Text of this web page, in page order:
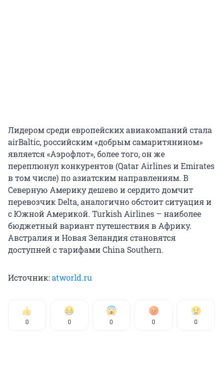
Лидером среди европейских авиакомпаний стала
airBaltic, российским «добрым самаритянином»
является «Аэрофлот», более того, он же
переплюнул конкурентов (Qatar Airlines и Emirates
в том числе) по азиатским направлениям. В
Северную Америку дешево и сердито домчит
перевозчик Delta, аналогично обстоит ситуация и
с Южной Америкой. Turkish Airlines – наиболее
бюджетный вариант путешествия в Африку.
Австралия и Новая Зеландия становятся
доступней с тарифами China Southern.
Источник:atworld.ru
0 0 0 0 0